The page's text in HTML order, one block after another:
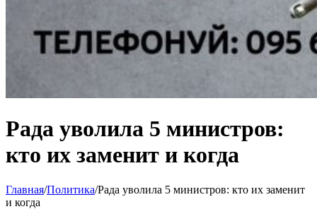
Рада уволила 5 министров:
кто их заменит и когда
Главная/Политика/Рада уволила 5 министров: кто их заменит
и когда